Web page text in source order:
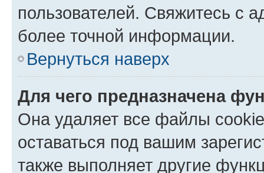
пользователей. Свяжитесь с
более точной информации.
Вернуться наверх
Для чего предназначена
Она удаляет все файлы
оставаться под вашим
также выполняет другие